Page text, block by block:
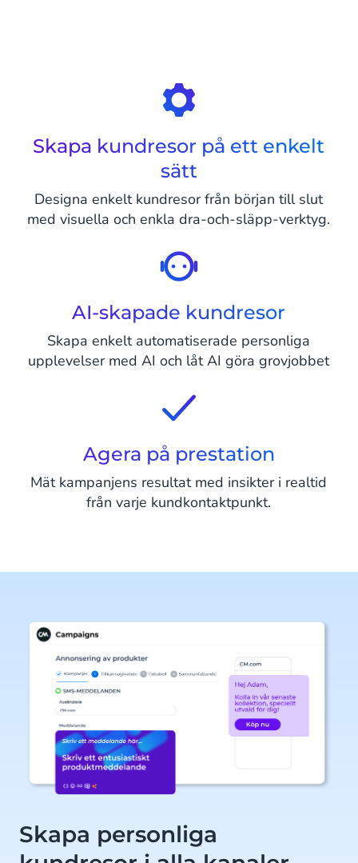
Skapa kundresor på ett enkelt
sätt
Designa enkelt kundresor från början till slut
med visuella och enkla dra-och-släpp-verktyg.
AI-skapade kundresor
Skapa enkelt automatiserade personliga
upplevelser med AI och låt AI göra grovjobbet
Agera på prestation
Mät kampanjens resultat med insikter i realtid
från varje kundkontaktpunkt.
Skapa personliga